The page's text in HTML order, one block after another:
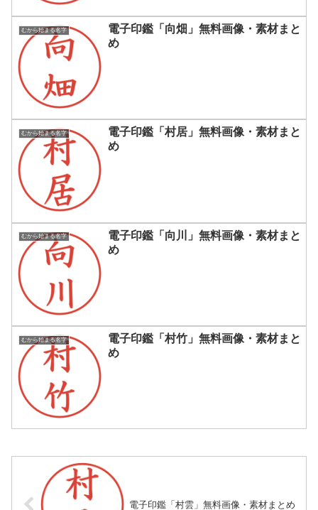
むから始まる名字
電子印鑑「向畑」無料画像・素材まと
め
むから始まる名字
電子印鑑「村居」無料画像・素材まと
め
むから始まる名字
電子印鑑「向川」無料画像・素材まと
め
むから始まる名字
電子印鑑「村竹」無料画像・素材まと
め
電子印鑑「村雲」無料画像・素材まとめ